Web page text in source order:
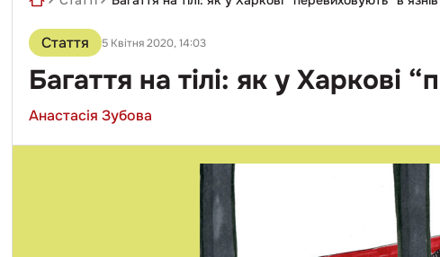
Стаття 5 Квітня 2020, 14:03
Багаття на тілі: як у Харкові
Анастасія Зубова